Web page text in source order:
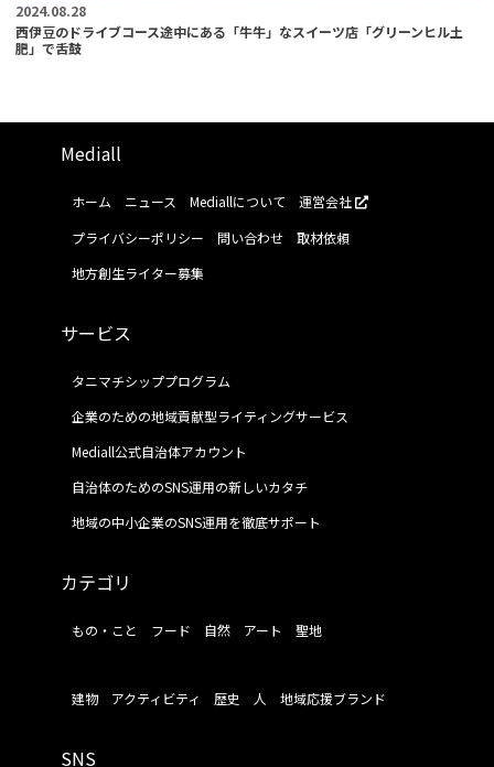
2024.08.28
西伊豆のドライブコース途中にある「牛牛」なスイーツ店「グリーンヒル土
肥」で舌鼓
Mediall
ホーム ニュース Mediallについて
運営会社
プライバシーポリシー
問い合わせ
取材依頼
地方創生ライター募集
サービス
タニマチシッププログラム
企業のための地域貢献型ライティングサービス
Mediall公式自治体アカウント
自治体のためのSNS運用の新しいカタチ
地域の中小企業のSNS運用を徹底サポート
カテゴリ
もの・こと フード 自然 アート 聖地
建物 アクティビティ 歴史 人 地域応援ブランド
SNS